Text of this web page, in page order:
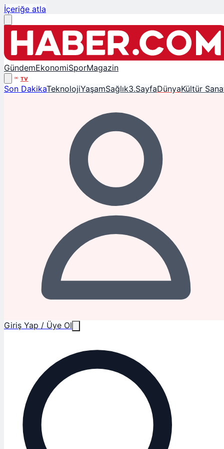
İçeriğe atla
GündemEkonomiSporMagazin
TV
Son DakikaTeknolojiYaşamSağlık3.SayfaDünyaKültür
Giriş Yap / Üye Ol